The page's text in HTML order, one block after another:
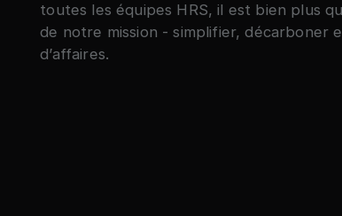
toutes les équipes HRS, il est bien plus
de notre mission - simplifier, décarboner
d’affaires.